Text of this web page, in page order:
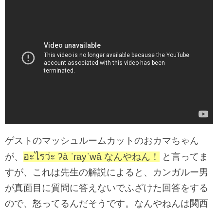
ゲストのマッシュルームカットのおカマちゃん
が、 อะไรว่ะ ʔà ˈrayˈwâ なんやねん！
と言ってま
すが、これは先生の解説によると、カンガルー男
が真面目に質問に答えないでふざけた回答をする
ので、怒ってるんだそうです。なんやねんは関西